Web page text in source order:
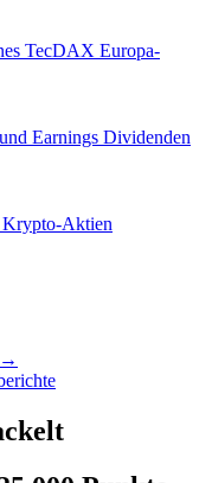
TecDAX Europa-
Earnings Dividenden
Krypto-Aktien
→